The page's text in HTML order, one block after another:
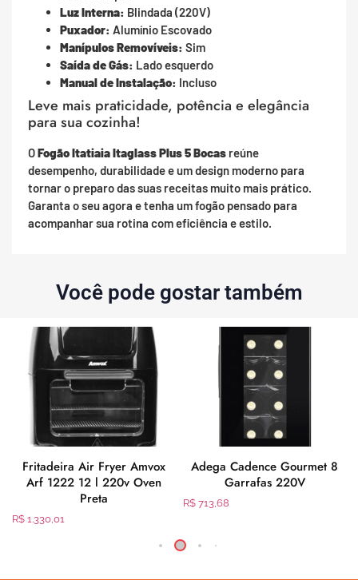
Luz Interna: Blindada (220V)
Puxador: Alumínio Escovado
Manípulos Removíveis: Sim
Saída de Gás: Lado esquerdo
Manual de Instalação: Incluso
Leve mais praticidade, potência e elegância
para sua cozinha!
OFogão Itatiaia Itaglass Plus 5 Bocas reúne
desempenho, durabilidade e um design moderno para
tornar o preparo das suas receitas muito mais prático.
Garanta o seu agora e tenha um fogão pensado para
acompanhar sua rotina com eficiência e estilo.
Você pode gostar também
Fritadeira Air Fryer Amvox
Arf 1222 12 l 220v Oven
Preta
R$ 1.330,01
Adega Cadence Gourmet 8
Garrafas 220V
R$ 713,68